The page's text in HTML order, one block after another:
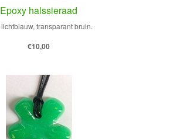
Epoxy halssieraad
transparant bruin.
€10,00